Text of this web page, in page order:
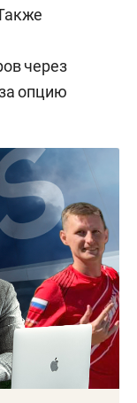
через
опцию